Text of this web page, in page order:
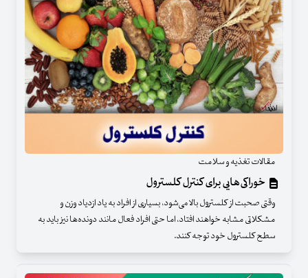
مقالات تغذیه و سلامت
خوراکی‌هایی برای کنترل کلسترول
وقتی صحبت از کلسترول بالا می‌شود، بسیاری از افراد به یاد ازدیاد وزن و
مشکلاتی مشابه خواهند افتاد، اما حتی افراد فعال مانند دونده‌ها نیز باید به
سطح کلسترول خود توجه کنند.